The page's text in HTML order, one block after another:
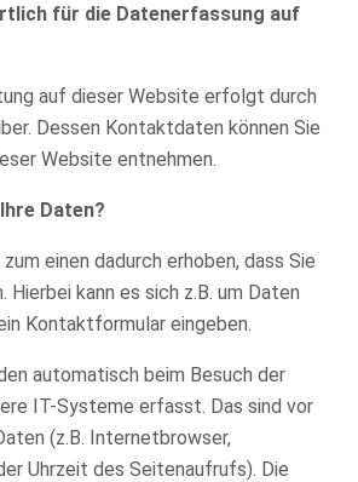
für die Datenerfassung auf
auf dieser Website erfolgt durch
Dessen Kontaktdaten können Sie
Website entnehmen.
Daten?
einen dadurch erhoben, dass Sie
Hierbei kann es sich z.B. um Daten
Kontaktformular eingeben.
automatisch beim Besuch der
IT-Systeme erfasst. Das sind vor
(z.B. Internetbrowser,
Uhrzeit des Seitenaufrufs). Die